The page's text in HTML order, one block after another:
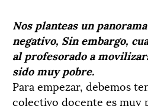
Nos planteas un
negativo, Sin embargo,
al profesorado a
sido muy pobre.
Para empezar, debemos
colectivo docente es muy